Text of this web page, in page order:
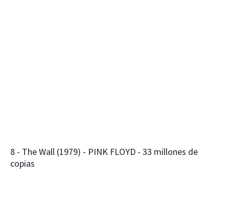
8 - The Wall (1979) - PINK FLOYD - 33 millones de
copias